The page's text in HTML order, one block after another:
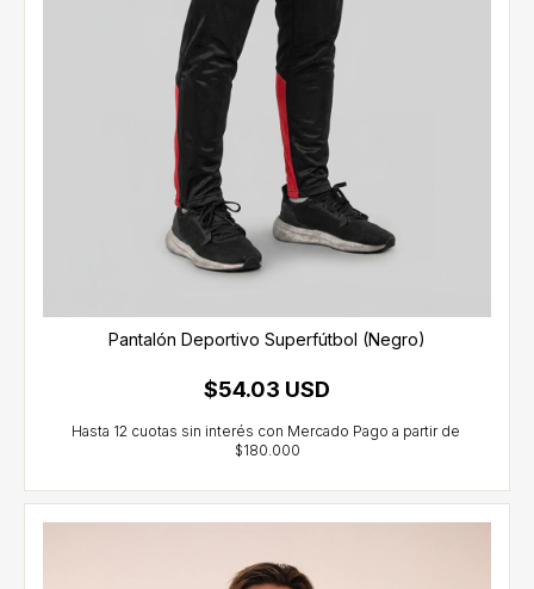
Pantalón Deportivo Superfútbol (Negro)
$54.03 USD